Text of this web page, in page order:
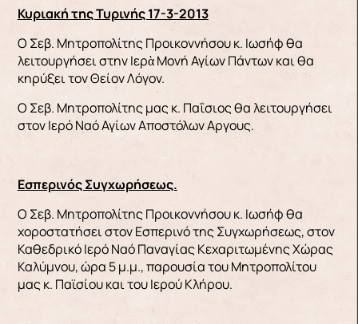
Κυριακή της Τυρινής 17-3-2013
Ο Σεβ. Μητροπολίτης Προικοννήσου κ. Ιωσήφ θα
λειτουργήσει στην Ιερὰ Μονή Αγίων Πάντων και θα
κηρύξει τον Θείον Λόγον.
Ο Σεβ. Μητροπολίτης μας κ. Παΐσιος θα λειτουργήσει
στον Ιερό Ναό Αγίων Αποστόλων Aργους.
Εσπερινός Συγχωρήσεως.
Ο Σεβ. Μητροπολίτης Προικοννήσου κ. Ιωσήφ θα
χοροστατήσει στον Εσπερινό της Συγχωρήσεως, στον
Καθεδρικό Ιερό Ναό Παναγίας Κεχαριτωμένης Χώρας
Καλύμνου, ώρα 5 μ.μ., παρουσία του Μητροπολίτου
μας κ. Παϊσίου και του Ιερού Κλήρου.